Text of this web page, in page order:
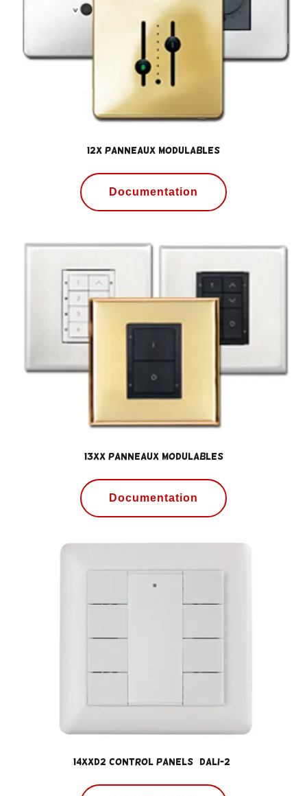
12x Panneaux modulables
Documentation
13xx Panneaux modulables
Documentation
14xxD2 Control Panels (DALI-2)